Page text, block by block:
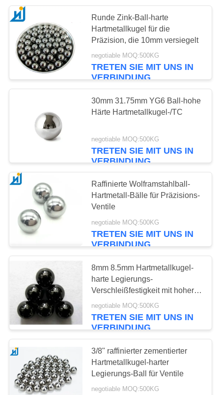
NACHRICHTEN
FÄLLE
FORDERN
ZITAT
SITEMAP
PRIVACY
POLICY
Runde Zink-Ball-harte
Hartmetallkugel für die
Präzision, die 10mm versiegelt
negotiable MOQ:500KG
TRETEN SIE MIT UNS IN
VERBINDUNG
30mm 31.75mm YG6 Ball-hohe
Härte Hartmetallkugel-/TC
negotiable MOQ:500KG
TRETEN SIE MIT UNS IN
VERBINDUNG
Raffinierte Wolframstahlball-
Hartmetall-Bälle für Präzisions-
Ventile
negotiable MOQ:500KG
TRETEN SIE MIT UNS IN
VERBINDUNG
8mm 8.5mm Hartmetallkugel-
harte Legierungs-
Verschleißfestigkeit mit hoher
Dichte
negotiable MOQ:500KG
TRETEN SIE MIT UNS IN
VERBINDUNG
3/8" raffinierter zementierter
Hartmetallkugel-harter
Legierungs-Ball für Ventile
negotiable MOQ:500KG